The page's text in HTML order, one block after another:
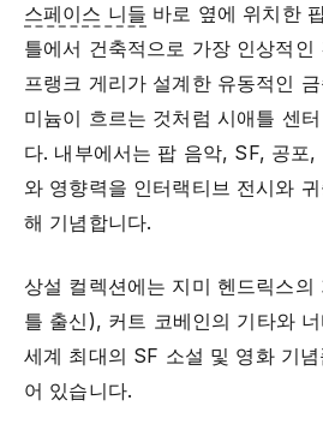
스페이스 니들 바로 옆에 위치한
틀에서 건축적으로 가장 인상적인
프랭크 게리가 설계한 유동적인
미늄이 흐르는 것처럼 시애틀 센
다. 내부에서는 팝 음악, SF, 공포
와 영향력을 인터랙티브 전시와
해 기념합니다.
상설 컬렉션에는 지미 헨드릭스의
틀 출신), 커트 코베인의 기타와
세계 최대의 SF 소설 및 영화 기
어 있습니다.